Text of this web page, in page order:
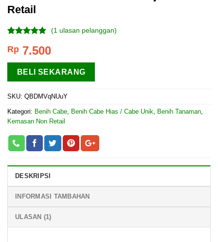
Retail
5.00 dari 5
berdasarkan
penilaian
pelanggan
(1 ulasan pelanggan)
Rp 7.500
BELI SEKARANG
SKU: QBDMVqNUuY
Kategori: Benih Cabe, Benih Cabe Hias / Cabe Unik, Benih Tanaman,
Kemasan Non Retail
DESKRIPSI
INFORMASI TAMBAHAN
ULASAN (1)